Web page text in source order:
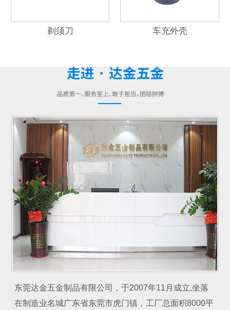
剃须刀 车充外壳
东莞达金五金制品有限公司，于2007年11月成立,坐落
在制造业名城广东省东莞市虎门镇，工厂总面积8000平